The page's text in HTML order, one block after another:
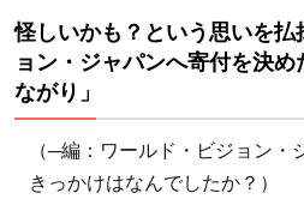
寄付
の満
寄付
を迷
怪しいかも？という思いを
ョン・ジャパンへ寄付を決
ながり」
（─編：ワールド・ビジョン・
きっかけはなんでしたか？）